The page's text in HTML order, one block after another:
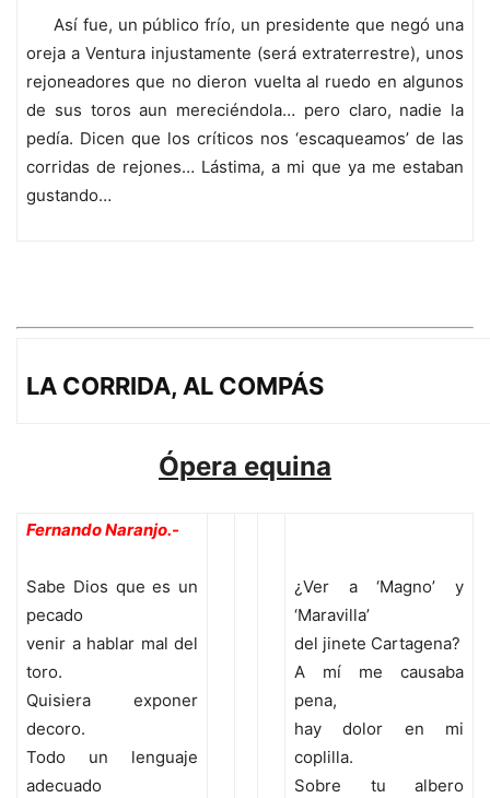
Así fue, un público frío, un presidente que negó una
oreja a Ventura injustamente (será extraterrestre), unos
rejoneadores que no dieron vuelta al ruedo en algunos
de sus toros aun mereciéndola… pero claro, nadie la
pedía. Dicen que los críticos nos ‘escaqueamos’ de las
corridas de rejones… Lástima, a mi que ya me estaban
gustando…
LA CORRIDA, AL COMPÁS
Ópera equina
Fernando Naranjo.-
Sabe Dios que es un
pecado
venir a hablar mal del
toro.
Quisiera exponer
decoro.
Todo un lenguaje
adecuado
¿Ver a ‘Magno’ y
‘Maravilla’
del jinete Cartagena?
A mí me causaba
pena,
hay dolor en mi
coplilla.
Sobre tu albero